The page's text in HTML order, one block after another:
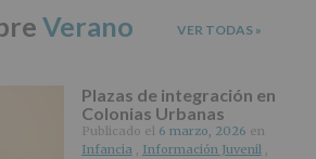
Verano VER TODAS »
Plazas de integración en
Colonias Urbanas
Publicado el 6 marzo, 2026 en
Infancia, Información Juvenil,